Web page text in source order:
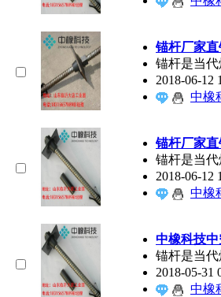
锚杆厂家
锚杆是当
2018-06-12
中橡
锚杆厂家直
锚杆是当
2018-06-12
中橡
中橡科技
锚杆是当
2018-05-31
中橡